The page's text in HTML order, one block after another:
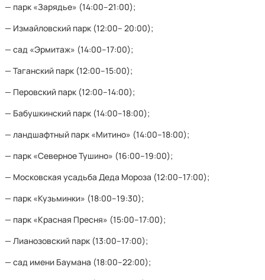
— парк «Зарядье» (14:00–21:00);
— Измайловский парк (12:00– 20:00);
— сад «Эрмитаж» (14:00–17:00);
— Таганский парк (12:00–15:00);
— Перовский парк (12:00–14:00);
— Бабушкинский парк (14:00–18:00);
— ландшафтный парк «Митино» (14:00–18:00);
— парк «Северное Тушино» (16:00–19:00);
— Московская усадьба Деда Мороза (12:00–17:00);
— парк «Кузьминки» (18:00–19:30);
— парк «Красная Пресня» (15:00–17:00);
— Лианозовский парк (13:00–17:00);
— сад имени Баумана (18:00–22:00);